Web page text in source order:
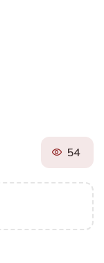
56